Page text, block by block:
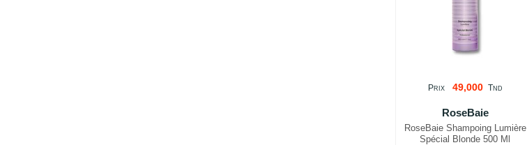
PRIX 49,000 TND
RoseBaie
RoseBaie Shampoing Lumière
Spécial Blonde 500 Ml